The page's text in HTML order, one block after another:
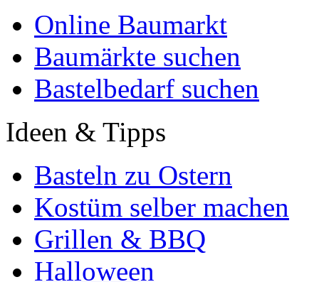
Online Baumarkt
Baumärkte suchen
Bastelbedarf suchen
Ideen & Tipps
Basteln zu Ostern
Kostüm selber machen
Grillen & BBQ
Halloween